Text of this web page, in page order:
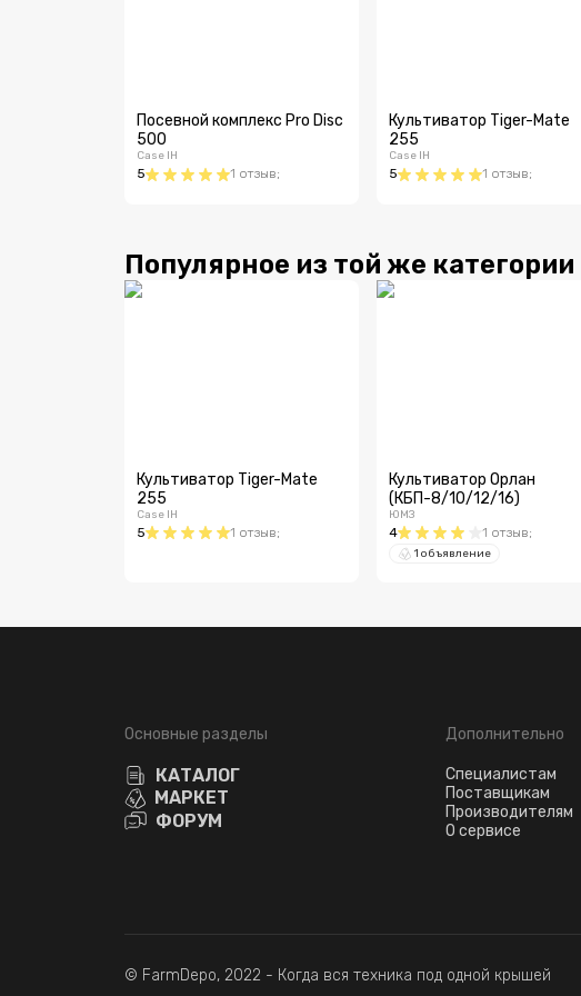
Посевной комплекс Pro Disc
500
Case IH
5 1 отзыв;
Культиватор Tiger-Mate
255
Case IH
5 1 отзыв;
Популярное из той же категории
Культиватор Tiger-Mate
255
Case IH
5 1 отзыв;
Культиватор Орлан
(КБП-8/10/12/16)
ЮМЗ
4 1 отзыв;
1 объявление
Основные разделы
КАТАЛОГ
МАРКЕТ
ФОРУМ
Дополнительно
Специалистам
Поставщикам
Производителям
О сервисе
© FarmDepo, 2022 - Когда вся техника под одной крышей